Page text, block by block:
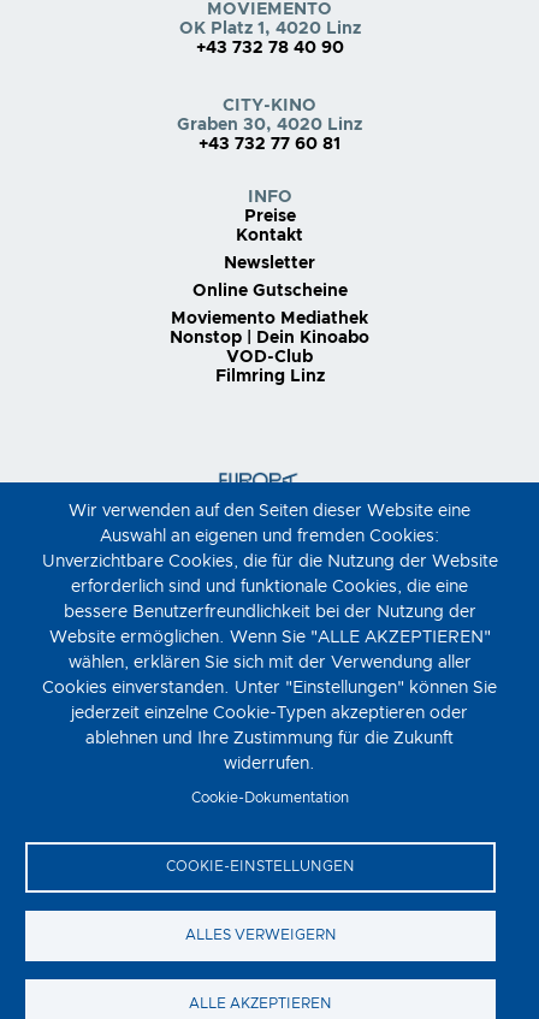
MOVIEMENTO
OK Platz 1, 4020 Linz
+43 732 78 40 90
CITY-KINO
Graben 30, 4020 Linz
+43 732 77 60 81
INFO
Preise
Kontakt
Newsletter
Online Gutscheine
Moviemento Mediathek
Nonstop | Dein Kinoabo
VOD-Club
Filmring Linz
Wir verwenden auf den Seiten dieser Website eine
Auswahl an eigenen und fremden Cookies:
Unverzichtbare Cookies, die für die Nutzung der Website
erforderlich sind und funktionale Cookies, die eine
bessere Benutzerfreundlichkeit bei der Nutzung der
Website ermöglichen. Wenn Sie "ALLE AKZEPTIEREN"
wählen, erklären Sie sich mit der Verwendung aller
Cookies einverstanden. Unter "Einstellungen" können Sie
jederzeit einzelne Cookie-Typen akzeptieren oder
ablehnen und Ihre Zustimmung für die Zukunft
widerrufen.
Cookie-Dokumentation
COOKIE-EINSTELLUNGEN
ALLES VERWEIGERN
ALLE AKZEPTIEREN
Moviemento © 2023
Datenschutz